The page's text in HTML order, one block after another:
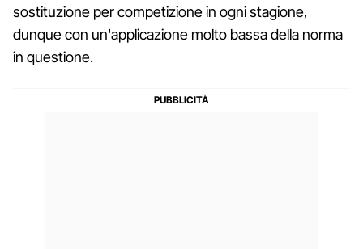
sostituzione per competizione in ogni stagione,
dunque con un'applicazione molto bassa della norma
in questione.